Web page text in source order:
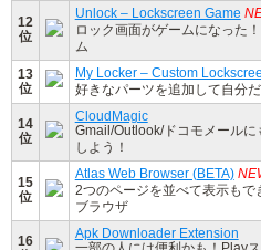
12
位
Unlock – Lockscreen Game
ロック画面がゲームになった
ム
13
位
My Locker – Custom
好きなパーツを追加して自分
14
位
CloudMagic
Gmail/Outlook/ドコモメール
しよう！
15
位
Atlas Web Browser (BETA)
2つのページを並べて表示も
ブラウザ
16
Apk Downloader Extension